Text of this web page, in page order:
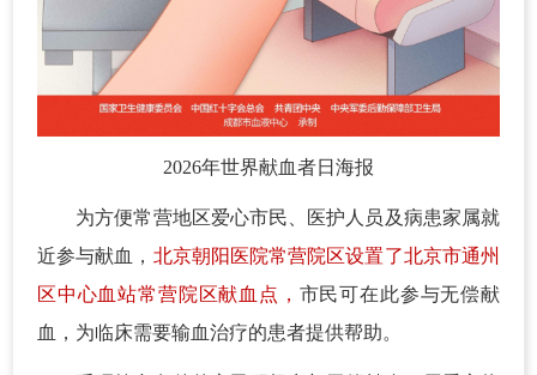
2026年世界献血者日海报
为方便常营地区爱心市民、医护人员及病患家属就
近参与献血， 北京朝阳医院常营院区设置了北京市通州
区中心血站常营院区献血点， 市民可在此参与无偿献
血，为临床需要输血治疗的患者提供帮助。